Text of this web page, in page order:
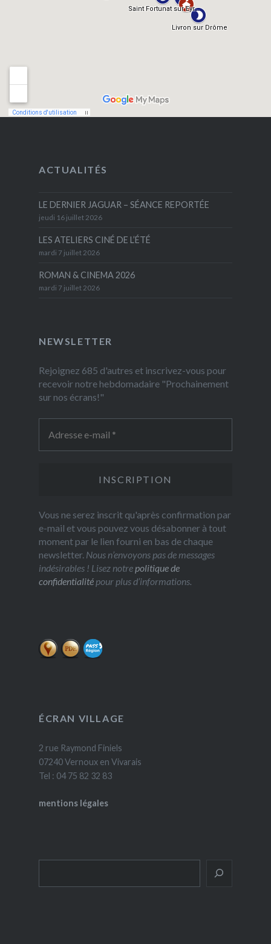
ACTUALITÉS
LE DERNIER JAGUAR – SÉANCE REPORTÉE
jeudi 16 juillet 2026
LES ATELIERS CINÉ DE L’ÉTÉ
mardi 7 juillet 2026
ROMAN & CINEMA 2026
mardi 7 juillet 2026
NEWSLETTER
Rejoignez 685 d'autres et inscrivez-vous pour
recevoir notre hebdomadaire "Prochainement
sur nos écrans!"
Vous ne serez inscrit qu'après confirmation par
e-mail et vous pouvez vous désabonner à tout
moment par le lien fourni en bas de chaque
newsletter. Nous n’envoyons pas de messages
indésirables ! Lisez notrepolitique de
confidentialitépour plus d’informations.
ÉCRAN VILLAGE
2 rue Raymond Finiels
07240 Vernoux en Vivarais
Tel : 04 75 82 32 83
mentions légales